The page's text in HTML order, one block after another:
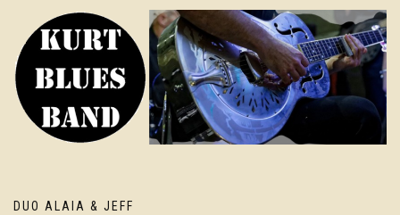
DUO ALAIA & JEFF